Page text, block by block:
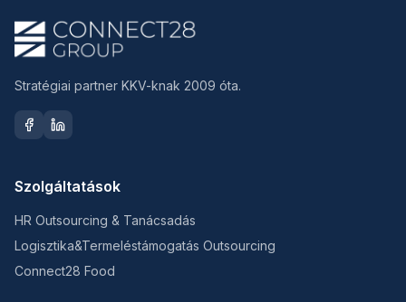
Stratégiai partner KKV-knak 2009 óta.
Szolgáltatások
HR Outsourcing & Tanácsadás
Logisztika&Termeléstámogatás Outsourcing
Connect28 Food